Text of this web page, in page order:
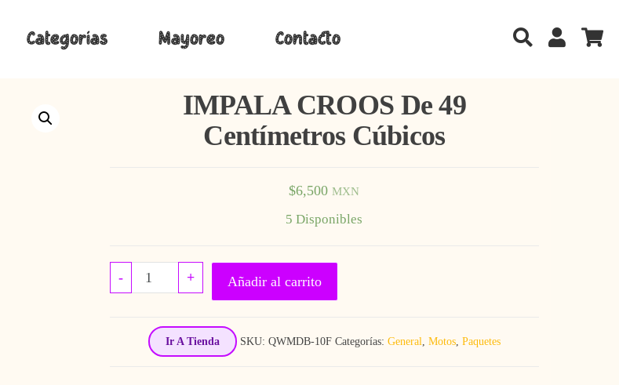
Categorías Mayoreo Contacto
IMPALA CROOS De 49
Centímetros Cúbicos
$6,500 MXN
5 Disponibles
- IMPALA CROOS De 49 Centímetros Cúbicos Cantidad
+ Añadir al carrito
Ir A Tienda SKU: QWMDB-10F Categorías: General, Motos, Paquetes